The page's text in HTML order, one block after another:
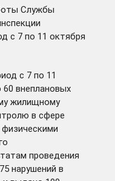
Службы
с 7 по 11 октября
с 7 по 11
60 внеплановых
жилищному
в сфере
проведения
нарушений в